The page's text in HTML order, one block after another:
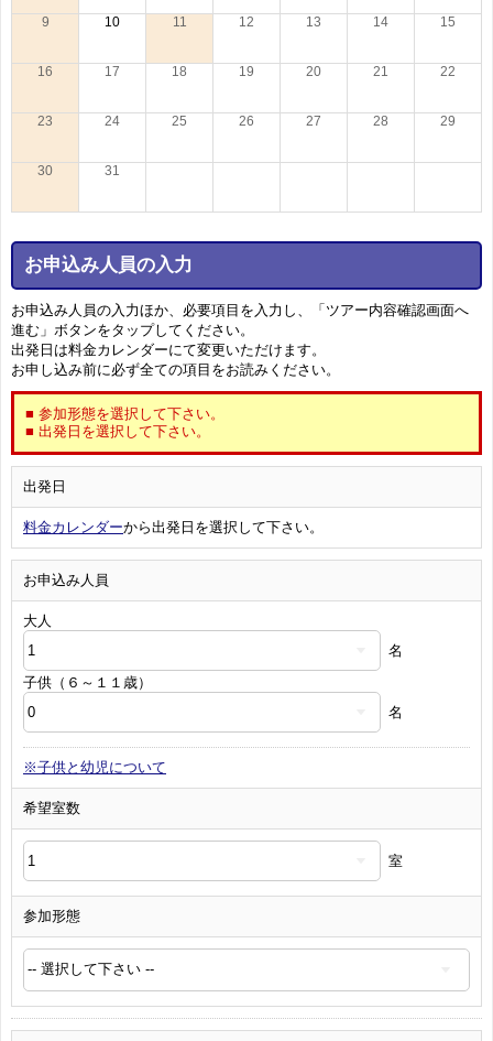
9 10 11 12 13 14 15
16 17 18 19 20 21 22
23 24 25 26 27 28 29
30 31
お申込み人員の入力
お申込み人員の入力ほか、必要項目を入力し、「ツアー内容確認画面へ
進む」ボタンをタップしてください。
出発日は料金カレンダーにて変更いただけます。
お申し込み前に必ず全ての項目をお読みください。
■ 参加形態を選択して下さい。
■ 出発日を選択して下さい。
出発日
料金カレンダーから出発日を選択して下さい。
お申込み人員
大人
名
子供（６～１１歳）
名
※子供と幼児について
希望室数
室
参加形態